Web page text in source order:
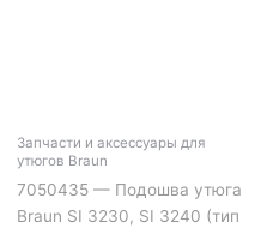
Запчасти и аксессуары для
утюгов Braun
7050435 — Подошва утюга
Braun SI 3230, SI 3240 (тип